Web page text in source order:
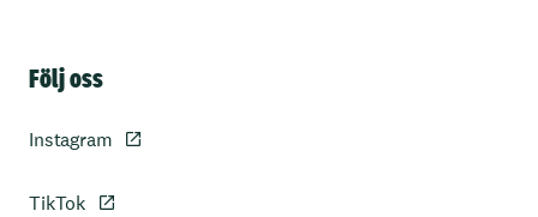
Följ oss
Instagram
TikTok